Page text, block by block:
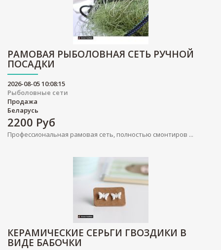
РАМОВАЯ РЫБОЛОВНАЯ СЕТЬ РУЧНОЙ
ПОСАДКИ
2026-08-05 10:08:15
Рыболовные сети
Продажа
Беларусь
2200 Руб
Профессиональная рамовая сеть, полностью смонтиров ...
КЕРАМИЧЕСКИЕ СЕРЬГИ ГВОЗДИКИ В
ВИДЕ БАБОЧКИ